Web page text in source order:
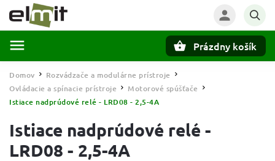
Prázdny košík
Domov / Rozvádzače a modulárne prístroje /
Ovládacie a spínacie prístroje / Motorové spúšťače /
Istiace nadprúdové relé - LRD08 - 2,5-4A
Istiace nadprúdové relé -
LRD08 - 2,5-4A